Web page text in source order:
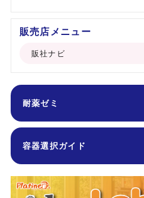
販売店メニュー
販社ナビ
耐薬ゼミ
容器選択ガイド